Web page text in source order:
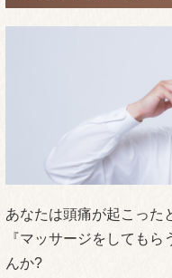
あなたは頭痛が起こった
『マッサージをしても
んか?